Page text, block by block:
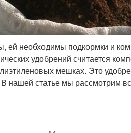
ей необходимы подкормки и
удобрений считается
мешках. Это
нашей статье мы рассмотрим